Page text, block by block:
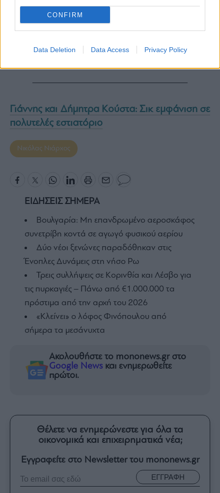
CONFIRM
Data Deletion Data Access Privacy Policy
Γιάννης και Δήμητρα Κούστα: Σικ εμφάνιση σε
πολυτελές εστιατόριο
Νικόλας Νιάρχος
ΕΙΔΗΣΕΙΣ ΣΗΜΕΡΑ
Βουλγαρία: Μη επανδρωμένο αεροσκάφος
συνετρίβη κοντά σε αγωγό φυσικού αερίου
Δύο νέοι ξενώνες παραδόθηκαν στις
Ένοπλες Δυνάμεις στη νήσο Ρω
Τρεις συλλήψεις σε Κορινθία και Λέσβο για
τις πυρκαγιές – Πάνω από €1.000.000 τα
πρόστιμα από την αρχή του 2026
«Κλείνει» ο λόφος Φινόπουλου από
σήμερα τα μεσάνυχτα
Ακολουθήστε το mononews.gr στο
Google News και ενημερωθείτε
πρώτοι.
Θέλετε να ενημερώνεστε για όλα τα
οικονομικά και επιχειρηματικά νέα;
Εγγραφείτε στο Newsletter του mononews.gr
ΕΓΓΡΑΦΗ